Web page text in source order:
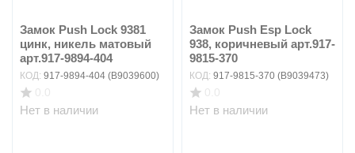
Замок Push Lock 9381
цинк, никель матовый
арт.917-9894-404
КОД: 917-9894-404 (B9039600)
Нет в наличии
Замок Push Esp Lock
938, коричневый арт.917-
9815-370
КОД: 917-9815-370 (B9039473)
Нет в наличии